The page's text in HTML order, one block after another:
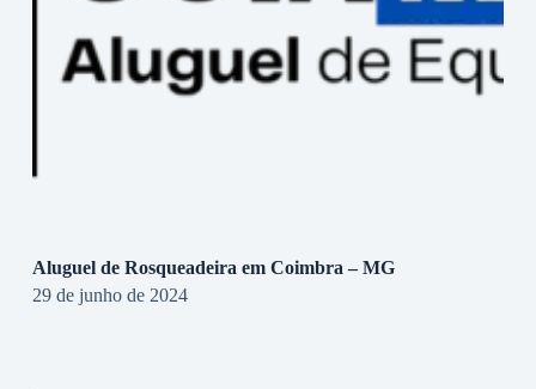
Aluguel de Rosqueadeira em Coimbra – MG
29 de junho de 2024